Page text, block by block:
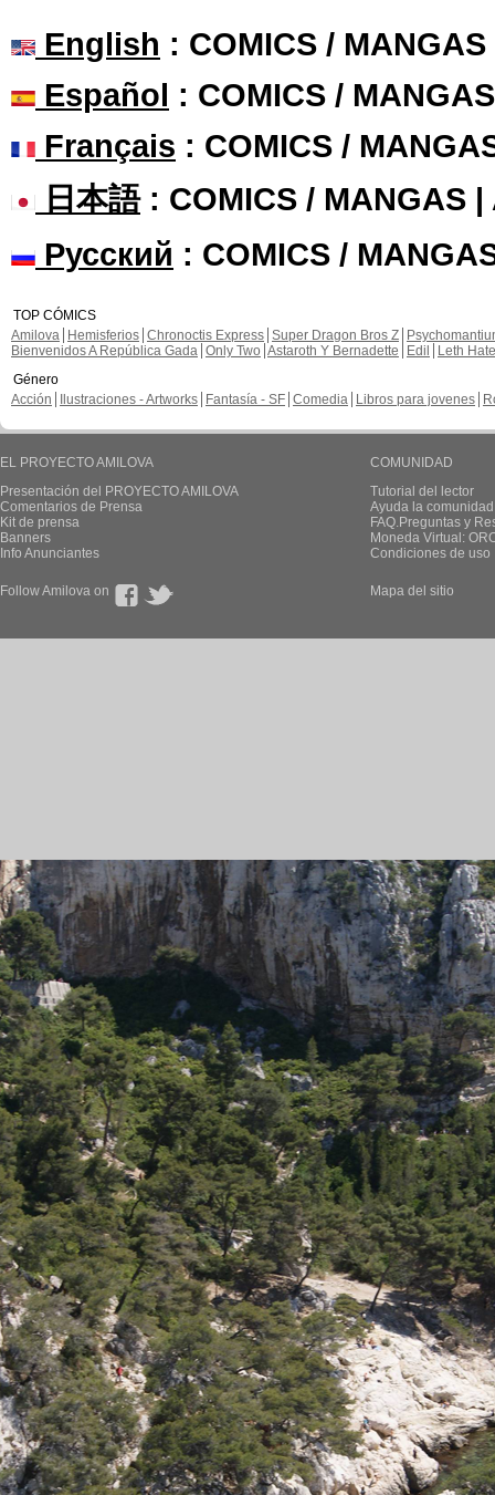
English : COMICS /
Español : COMICS /
Français : COMICS /
日本語: COMICS / MANGAS |
Русский : COMICS /
TOP CÓMICS
Amilova
Hemisferios Chronoctis Express Super Dragon Bros Z
Bienvenidos A República Gada Only Two Astaroth Y Bernadette Edil
Leth Hate
Género
Acción
Ilustraciones - Artworks Fantasía - SF Comedia Libros para jovenes
EL PROYECTO AMILOVA
Presentación del PROYECTO AMILOVA
Comentarios de Prensa
Kit de prensa
Banners
Info Anunciantes
COMUNIDAD
Tutorial del lector
Ayuda la
FAQ.Preguntas y
Moneda Virtual:
Condiciones de uso
Follow Amilova on Mapa del sitio